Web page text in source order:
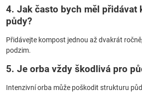
4. Jak často bych měl přidávat
půdy?
Přidávejte kompost jednou až dvakrát
podzim.
5. Je orba vždy škodlivá pro
Intenzivní orba může poškodit strukturu